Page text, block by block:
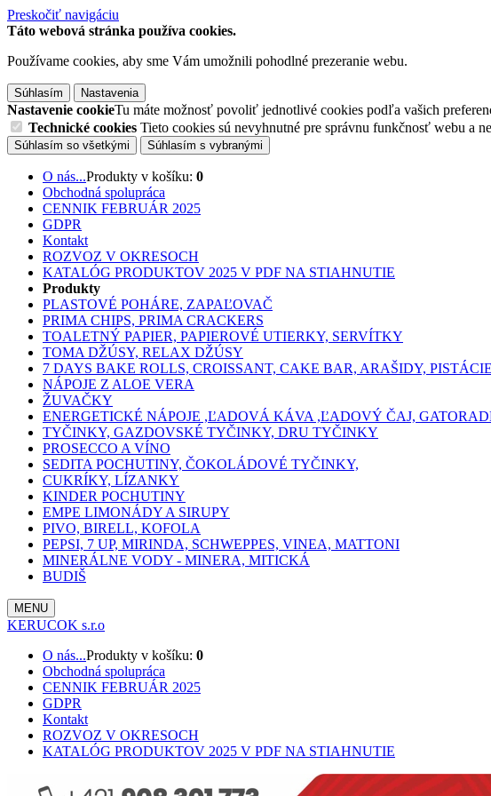
Preskočiť navigáciu
Táto webová stránka používa cookies.
Používame cookies, aby sme Vám umožnili pohodlné prezeranie webu.
Súhlasím Nastavenia
Nastavenie cookieTu máte možnosť povoliť jednotlivé cookies podľa vašich
Technické cookies Tieto cookies sú nevyhnutné pre správnu funkčnosť webu a
Súhlasím so všetkými Súhlasím s vybranými
O nás...Produkty v košíku: 0
Obchodná spolupráca
CENNIK FEBRUÁR 2025
GDPR
Kontakt
ROZVOZ V OKRESOCH
KATALÓG PRODUKTOV 2025 V PDF NA STIAHNUTIE
Produkty
PLASTOVÉ POHÁRE, ZAPAĽOVAČ
PRIMA CHIPS, PRIMA CRACKERS
TOALETNÝ PAPIER, PAPIEROVÉ UTIERKY, SERVÍTKY
TOMA DŽÚSY, RELAX DŽÚSY
7 DAYS BAKE ROLLS, CROISSANT, CAKE BAR, ARAŠIDY,
NÁPOJE Z ALOE VERA
ŽUVAČKY
ENERGETICKÉ NÁPOJE ,ĽADOVÁ KÁVA ,ĽADOVÝ ČAJ,
TYČINKY, GAZDOVSKÉ TYČINKY, DRU TYČINKY
PROSECCO A VÍNO
SEDITA POCHUTINY, ČOKOLÁDOVÉ TYČINKY,
CUKRÍKY, LÍZANKY
KINDER POCHUTINY
EMPE LIMONÁDY A SIRUPY
PIVO, BIRELL, KOFOLA
PEPSI, 7 UP, MIRINDA, SCHWEPPES, VINEA, MATTONI
MINERÁLNE VODY - MINERA, MITICKÁ
BUDIŠ
MENU
KERUCOK s.r.o
O nás...Produkty v košíku: 0
Obchodná spolupráca
CENNIK FEBRUÁR 2025
GDPR
Kontakt
ROZVOZ V OKRESOCH
KATALÓG PRODUKTOV 2025 V PDF NA STIAHNUTIE